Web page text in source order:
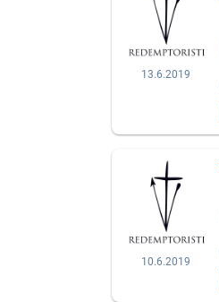
13.6.2019
10.6.2019